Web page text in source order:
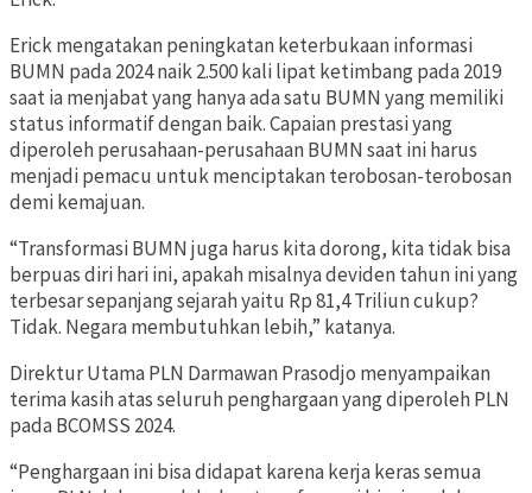
Erick mengatakan peningkatan keterbukaan informasi
BUMN pada 2024 naik 2.500 kali lipat ketimbang pada 2019
saat ia menjabat yang hanya ada satu BUMN yang memiliki
status informatif dengan baik. Capaian prestasi yang
diperoleh perusahaan-perusahaan BUMN saat ini harus
menjadi pemacu untuk menciptakan terobosan-terobosan
demi kemajuan.
“Transformasi BUMN juga harus kita dorong, kita tidak bisa
berpuas diri hari ini, apakah misalnya deviden tahun ini yang
terbesar sepanjang sejarah yaitu Rp 81,4 Triliun cukup?
Tidak. Negara membutuhkan lebih,” katanya.
Direktur Utama PLN Darmawan Prasodjo menyampaikan
terima kasih atas seluruh penghargaan yang diperoleh PLN
pada BCOMSS 2024.
“Penghargaan ini bisa didapat karena kerja keras semua